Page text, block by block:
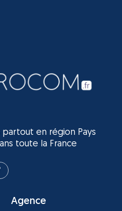
en région Pays
toute la France
Agence